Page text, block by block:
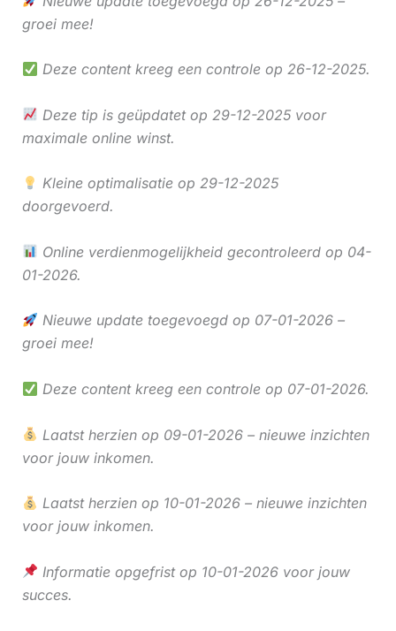
groei mee!
Deze content kreeg een controle op 26-12-2025.
Deze tip is geüpdatet op 29-12-2025 voor
maximale online winst.
Kleine optimalisatie op 29-12-2025
doorgevoerd.
Online verdienmogelijkheid gecontroleerd op 04-
01-2026.
Nieuwe update toegevoegd op 07-01-2026 –
groei mee!
Deze content kreeg een controle op 07-01-2026.
Laatst herzien op 09-01-2026 – nieuwe inzichten
voor jouw inkomen.
Laatst herzien op 10-01-2026 – nieuwe inzichten
voor jouw inkomen.
Informatie opgefrist op 10-01-2026 voor jouw
succes.